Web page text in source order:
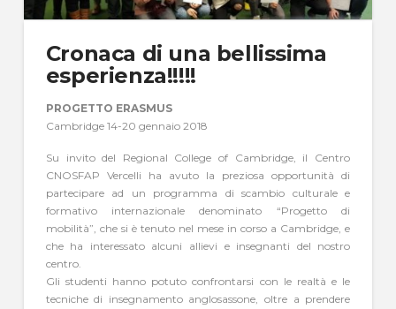
Cronaca di una bellissima
esperienza!!!!!
PROGETTO ERASMUS
Cambridge 14-20 gennaio 2018
Su invito del Regional College of Cambridge, il Centro
CNOSFAP Vercelli ha avuto la preziosa opportunità di
partecipare ad un programma di scambio culturale e
formativo internazionale denominato “Progetto di
mobilità”, che si è tenuto nel mese in corso a Cambridge, e
che ha interessato alcuni allievi e insegnanti del nostro
centro.
Gli studenti hanno potuto confrontarsi con le realtà e le
tecniche di insegnamento anglosassone, oltre a prendere